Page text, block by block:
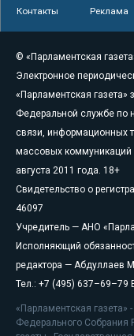
Контакты Реклама
© «Парламентская
Электронное
«Парламентская газета»
Федеральной службе по
связи, информационных
массовых коммуникаций
августа 2011 года. 18+
Свидетельство о
46097
Учредитель — АНО
Исполняющий
редактора — Абдуллаев
Тел.: +7 (495) 637–69–79
«Парламентская
Федерального Собрания